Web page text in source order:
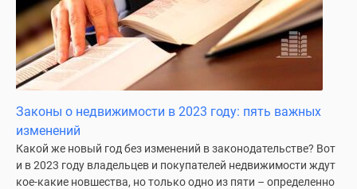
Законы о недвижимости в 2023 году: пять важных
изменений
Какой же новый год без изменений в законодательстве? Вот
и в 2023 году владельцев и покупателей недвижимости ждут
кое-какие новшества, но только одно из пяти – определенно